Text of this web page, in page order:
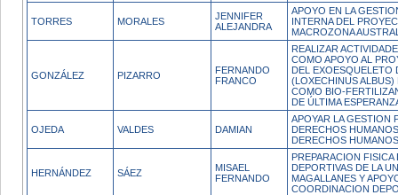
TORRES MORALES
JENNIFER
ALEJANDRA
APOYO EN LA
INTERNA DEL
MACROZONA
GONZÁLEZ PIZARRO
FERNANDO
FRANCO
REALIZAR
COMO APOYO AL
DEL EXOESQUELETO
(LOXECHINUS ALBUS)
COMO BIO-
DE ÚLTIMA
OJEDA VALDES DAMIAN
APOYAR LA GESTION
DERECHOS
DERECHOS
HERNÁNDEZ SÁEZ
MISAEL
FERNANDO
PREPARACION
DEPORTIVAS DE LA
MAGALLANES Y
COORDINACION